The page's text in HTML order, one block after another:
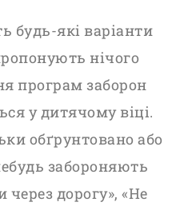
будь-які варіанти
нічого
програм заборон
у дитячому віці.
обґрунтовано або
забороняють
через дорогу», «Не